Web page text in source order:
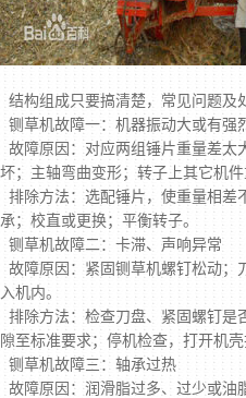
结构组成只要搞清楚，常见问题及
铡草机故障一：机器振动大或有强
故障原因：对应两组锤片重量差太
坏；主轴弯曲变形；转子上其它机
排除方法：选配锤片，使重量相差
承；校直或更换；平衡转子。
铡草机故障二：卡滞、声响异常
故障原因：紧固铡草机螺钉松动；
入机内。
排除方法：检查刀盘、紧固螺钉是
隙至标准要求；停机检查，打开机
铡草机故障三：轴承过热
故障原因：润滑脂过多、过少或油